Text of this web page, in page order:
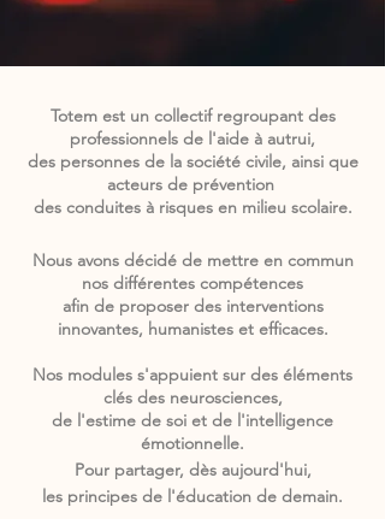
Totem est un collectif regroupant des
professionnels de l'aide à autrui,
des personnes de la société civile, ainsi que
acteurs de prévention
des conduites à risques en milieu scolaire.
Nous avons décidé de mettre en commun
nos différentes compétences
afin de proposer des interventions
innovantes, humanistes et efficaces.
Nos modules s'appuient sur des éléments
clés des neurosciences,
de l'estime de soi et de l'intelligence
émotionnelle.
​Pour partager, dès aujourd'hui,
les principes de l'éducation de demain.